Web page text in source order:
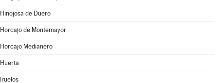
Hinojosa de Duero
Horcajo de Montemayor
Horcajo Medianero
Huerta
Iruelos